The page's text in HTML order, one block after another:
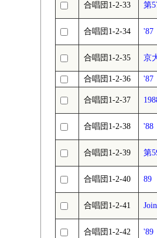
合唱団1-2-33 第
合唱団1-2-34
合唱団1-2-35 京
合唱団1-2-36 '87
合唱団1-2-37
合唱団1-2-38 '88
合唱団1-2-39 第
合唱団1-2-40 89
合唱団1-2-41
合唱団1-2-42 '89